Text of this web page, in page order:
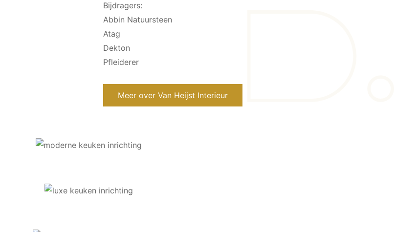
Bijdragers:
Abbin Natuursteen
Atag
Dekton
Pfleiderer
Meer over Van Heijst Interieur